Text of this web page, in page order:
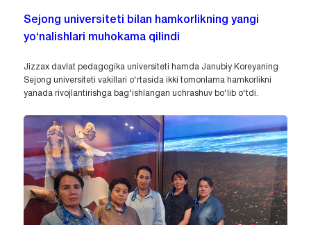
Sejong universiteti bilan hamkorlikning yangi
yo‘nalishlari muhokama qilindi
Jizzax davlat pedagogika universiteti hamda Janubiy Koreyaning
Sejong universiteti vakillari o‘rtasida ikki tomonlama hamkorlikni
yanada rivojlantirishga bag‘ishlangan uchrashuv bo‘lib o‘tdi.